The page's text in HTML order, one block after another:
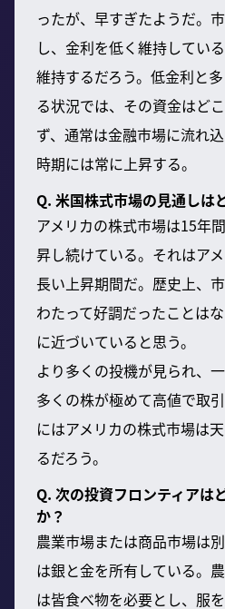
ったが、早すぎたようだ。
し、金利を低く維持してい
維持するだろう。低金利と
る状況では、その資金はど
ず、通常は金融市場に流れ
時期には常に上昇する。
Q. 米国株式市場の見通しは
アメリカの株式市場は15年
昇し続けている。それはア
長い上昇期間だ。歴史上、
わたって好調だったことは
に近づいていると思う。
より多くの投機が見られ、
多くの株が極めて高値で取
にはアメリカの株式市場は
るだろう。
Q. 次の投資フロンティアは
か？
農業市場または商品市場は
は銀と金を所有している。
は皆食べ物を必要とし、服